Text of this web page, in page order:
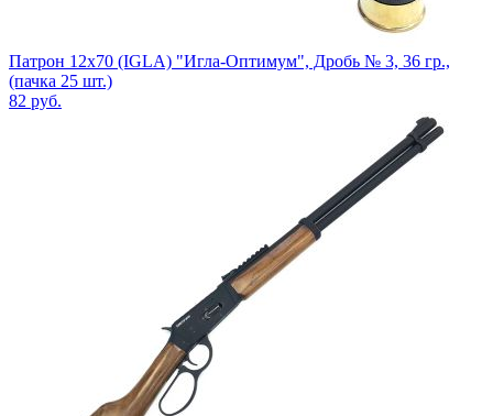
Патрон 12x70 (IGLA) "Игла-Оптимум", Дробь № 3, 36 гр.,
(пачка 25 шт.)
82 руб.